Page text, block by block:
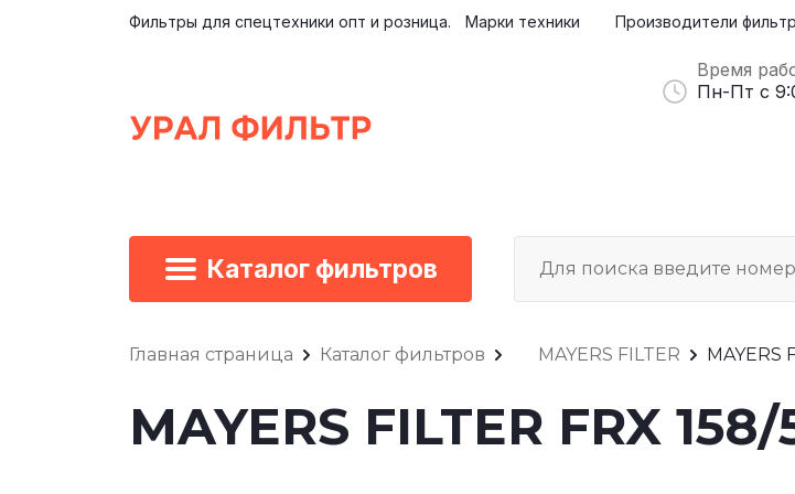
Каталог фильтров
Фильтры для спецтехники опт и розница. Марки техники Производители
Время
Пн-Пт с
Главная страница Каталог фильтров MAYERS FILTER MAYERS
MAYERS FILTER FRX